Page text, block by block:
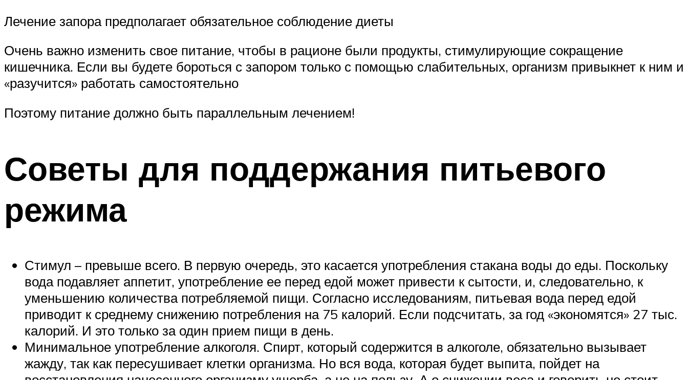
Лечение запора предполагает обязательное соблюдение диеты
Очень важно изменить свое питание, чтобы в рационе были продукты, стимулирующие сокращение
кишечника. Если вы будете бороться с запором только с помощью слабительных, организм привыкнет к ним и
«разучится» работать самостоятельно
Поэтому питание должно быть параллельным лечением!
Советы для поддержания питьевого
режима
Стимул – превыше всего. В первую очередь, это касается употребления стакана воды до еды. Поскольку
вода подавляет аппетит, употребление ее перед едой может привести к сытости, и, следовательно, к
уменьшению количества потребляемой пищи. Согласно исследованиям, питьевая вода перед едой
приводит к среднему снижению потребления на 75 калорий. Если подсчитать, за год «экономятся» 27 тыс.
калорий. И это только за один прием пищи в день.
Минимальное употребление алкоголя. Спирт, который содержится в алкоголе, обязательно вызывает
жажду, так как пересушивает клетки организма. Но вся вода, которая будет выпита, пойдет на